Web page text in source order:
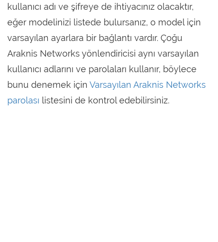
kullanıcı adı ve şifreye de ihtiyacınız olacaktır,
eğer modelinizi listede bulursanız, o model için
varsayılan ayarlara bir bağlantı vardır. Çoğu
Araknis Networks yönlendiricisi aynı varsayılan
kullanıcı adlarını ve parolaları kullanır, böylece
bunu denemek için Varsayılan Araknis Networks
parolası listesini de kontrol edebilirsiniz.